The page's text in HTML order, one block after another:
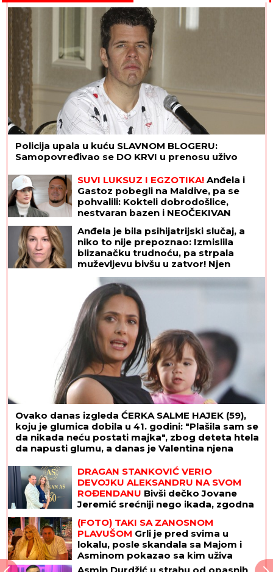
Policija upala u kuću SLAVNOM BLOGERU:
Samopovređivao se DO KRVI u prenosu uživo
SUVI LUKSUZ I EGZOTIKA! Anđela i
Gastoz pobegli na Maldive, pa se
pohvalili: Kokteli dobrodošlice,
nestvaran bazen i NEOČEKIVAN
Anđela je bila psihijatrijski slučaj, a
niko to nije prepoznao: Izmislila
blizanačku trudnoću, pa strpala
muževljevu bivšu u zatvor! Njen
krajnji cilj bio je BOLESNO JEZIV
Ovako danas izgleda ĆERKA SALME HAJEK (59),
koju je glumica dobila u 41. godini: "Plašila sam se
da nikada neću postati majka", zbog deteta htela
da napusti glumu, a danas je Valentina njena
DRAGAN STANKOVIĆ VERIO
DEVOJKU ALEKSANDRU NA SVOM
ROĐENDANU Bivši dečko Jovane
Jeremić srećniji nego ikada, zgodna
(FOTO) TAKI SA ZANOSNOM
PLAVUŠOM Grli je pred svima u
lokalu, posle skandala sa Majom i
Asminom pokazao sa kim uživa